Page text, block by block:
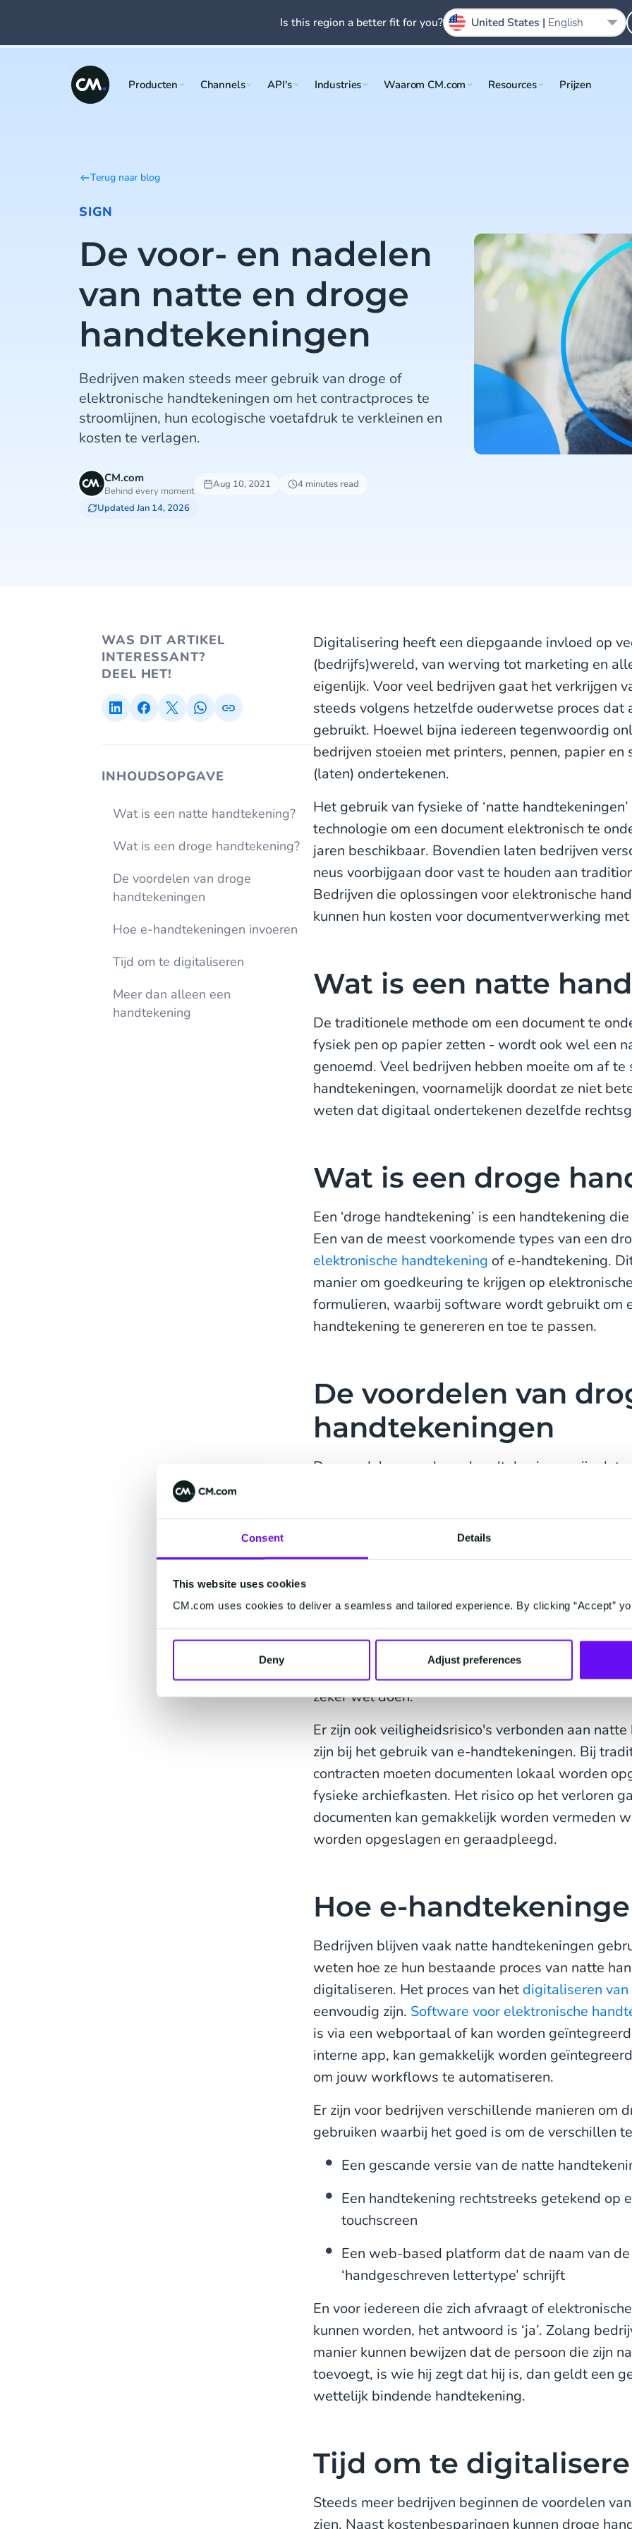
Consent Details
This website uses cookies
CM.com uses cookies to deliver a seamless and tailored experience. By clicking “Accept”
Deny Adjust preferences
Producten Channels API's Industries Waarom CM.com Resources Prijzen
Terug naar blog
SIGN
De voor- en nadelen
van natte en droge
handtekeningen
Bedrijven maken steeds meer gebruik van droge of
elektronische handtekeningen om het contractproces te
stroomlijnen, hun ecologische voetafdruk te verkleinen en
kosten te verlagen.
CM.com
Behind every moment
Aug 10, 2021
4 minutes read
Updated Jan 14, 2026
WAS DIT ARTIKEL
INTERESSANT?
DEEL HET!
INHOUDSOPGAVE
Wat is een natte handtekening?
Wat is een droge handtekening?
De voordelen van droge
handtekeningen
Hoe e-handtekeningen invoeren
Tijd om te digitaliseren
Meer dan alleen een
handtekening
Digitalisering heeft een diepgaande invloed op
(bedrijfs)wereld, van werving tot marketing en
eigenlijk. Voor veel bedrijven gaat het verkrijgen
steeds volgens hetzelfde ouderwetse proces
gebruikt. Hoewel bijna iedereen tegenwoordig
bedrijven stoeien met printers, pennen, papier en
(laten) ondertekenen.
Het gebruik van fysieke of ‘natte
technologie om een document elektronisch te
jaren beschikbaar. Bovendien laten bedrijven
neus voorbijgaan door vast te houden aan
Bedrijven die oplossingen voor elektronische
kunnen hun kosten voor documentverwerking
Wat is een natte
De traditionele methode om een document te
fysiek pen op papier zetten - wordt ook wel een
genoemd. Veel bedrijven hebben moeite om af te
handtekeningen, voornamelijk doordat ze niet
weten dat digitaal ondertekenen dezelfde
Wat is een droge
Een ‘droge handtekening’ is een handtekening
Een van de meest voorkomende types van een
elektronische handtekening of e-handtekening.
manier om goedkeuring te krijgen op
formulieren, waarbij software wordt gebruikt om
handtekening te genereren en toe te passen.
De voordelen van
handtekeningen
De voordelen van droge handtekeningen zijn dat
Droge handtekeningen bieden ook een betere
ondertekenaar. Terwijl sommige bedrijven hun
dwingen om een fysiek document op de
kunnen bedrijven juist voordeel behalen door
bieden aan klant of werknemer door
telefoon, tablet, laptop of ander apparaat te
te verbeteren. Als bedrijven dit niet faciliteren,
zeker wel doen.
Er zijn ook veiligheidsrisico's verbonden aan
zijn bij het gebruik van e-handtekeningen. Bij
contracten moeten documenten lokaal worden
fysieke archiefkasten. Het risico op het verloren
documenten kan gemakkelijk worden vermeden
worden opgeslagen en geraadpleegd.
Hoe e-
Bedrijven blijven vaak natte handtekeningen
weten hoe ze hun bestaande proces van natte
digitaliseren. Het proces van het digitaliseren
eenvoudig zijn. Software voor elektronische
is via een webportaal of kan worden
interne app, kan gemakkelijk worden
om jouw workflows te automatiseren.
Er zijn voor bedrijven verschillende manieren om
gebruiken waarbij het goed is om de verschillen
Een gescande versie van de natte
Een handtekening rechtstreeks getekend op
touchscreen
Een web-based platform dat de naam van
‘handgeschreven lettertype’ schrijft
En voor iedereen die zich afvraagt of
kunnen worden, het antwoord is ‘ja’. Zolang
manier kunnen bewijzen dat de persoon die zijn
toevoegt, is wie hij zegt dat hij is, dan geldt een
wettelijk bindende handtekening.
Tijd om te
Steeds meer bedrijven beginnen de voordelen
zien. Naast kostenbesparingen kunnen droge
Is this region a better fit for you? United States | English